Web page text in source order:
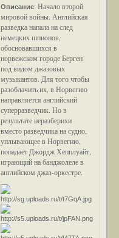
Описание:Начало второй
мировой войны. Английская
разведка напала на след
немецких шпионов,
обосновавшихся в
норвежском городе Берген
под видом джазовых
музыкантов. Для того чтобы
разоблачить их, в Норвегию
направляется английский
суперразведчик. Но в
результате неразберихи
вместо разведчика на судно,
уплывающее в Норвегию,
попадает Джордж Хепплуайт,
играющий на банджолеле в
английском джаз-оркестре.